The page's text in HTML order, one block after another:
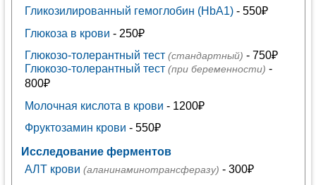
Гликозилированный гемоглобин (HbA1)- 550₽
Глюкоза в крови - 250₽
Глюкозо-толерантный тест (стандартный) - 750₽
Глюкозо-толерантный тест (при беременности) -
800₽
Молочная кислота в крови - 1200₽
Фруктозамин крови - 550₽
Исследование ферментов
АЛТ крови (аланинаминотрансферазу) - 300₽